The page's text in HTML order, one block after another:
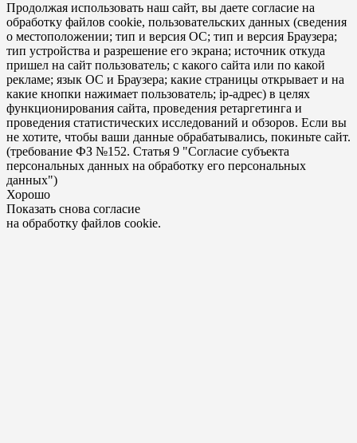
Продолжая использовать наш сайт, вы даете согласие на
обработку файлов cookie, пользовательских данных (сведения
о местоположении; тип и версия ОС; тип и версия Браузера;
тип устройства и разрешение его экрана; источник откуда
пришел на сайт пользователь; с какого сайта или по какой
рекламе; язык ОС и Браузера; какие страницы открывает и на
какие кнопки нажимает пользователь; ip-адрес) в целях
функционирования сайта, проведения ретаргетинга и
проведения статистических исследований и обзоров. Если вы
не хотите, чтобы ваши данные обрабатывались, покиньте сайт.
(требование ФЗ №152. Статья 9 "Согласие субъекта
персональных данных на обработку его персональных
данных")
Хорошо
Показать снова согласие
на обработку файлов cookie.